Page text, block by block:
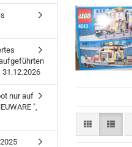
31.12.2026
nur auf
",